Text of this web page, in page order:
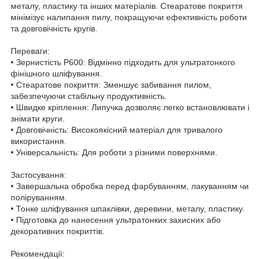
металу, пластику та інших матеріалів. Стеаратове покриття
мінімізує налипання пилу, покращуючи ефективність роботи
та довговічність кругів.
Переваги:
• Зернистість P600: Відмінно підходить для ультратонкого
фінішного шліфування.
• Стеаратове покриття: Зменшує забивання пилом,
забезпечуючи стабільну продуктивність.
• Швидке кріплення: Липучка дозволяє легко встановлювати і
знімати круги.
• Довговічність: Високоякісний матеріал для тривалого
використання.
• Універсальність: Для роботи з різними поверхнями.
Застосування:
• Завершальна обробка перед фарбуванням, лакуванням чи
поліруванням.
• Тонке шліфування шпаклівки, деревини, металу, пластику.
• Підготовка до нанесення ультратонких захисних або
декоративних покриттів.
Рекомендації: